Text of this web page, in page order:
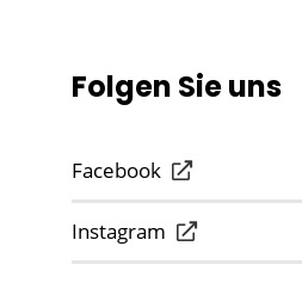
Folgen Sie uns
Facebook
Instagram